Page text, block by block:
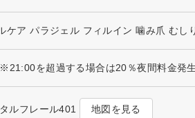
ア パラジェル フィルイン 噛み爪 むし
を超過する場合は20％夜間料金発生
ルフレール401 地図を見る